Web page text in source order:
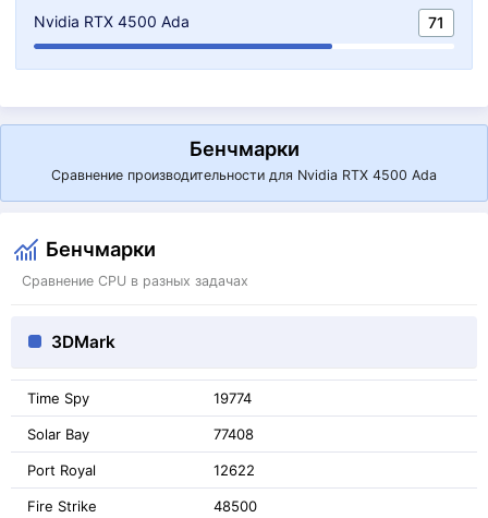
Nvidia RTX 4500 Ada 71
Бенчмарки
Сравнение производительности для Nvidia RTX 4500 Ada
Бенчмарки
Сравнение CPU в разных задачах
3DMark
Time Spy 19774
Solar Bay 77408
Port Royal 12622
Fire Strike 48500